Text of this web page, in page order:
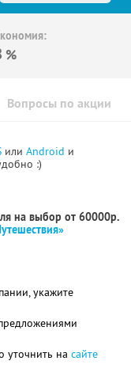
%
Вопросы по акции
или Android и
:)
на выбор от 60000р.
укажите
на сайте